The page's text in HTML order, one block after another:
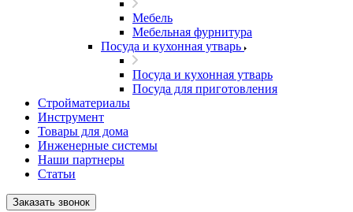
Мебель
Мебельная фурнитура
Посуда и кухонная утварь
Посуда и кухонная утварь
Посуда для приготовления
Стройматериалы
Инструмент
Товары для дома
Инженерные системы
Наши партнеры
Статьи
Заказать звонок